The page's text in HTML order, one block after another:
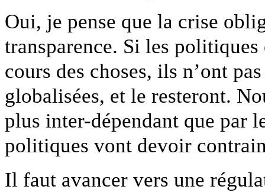
Oui, je pense que la crise
transparence. Si les
cours des choses, ils n’ont
globalisées, et le resteront.
plus inter-dépendant que par
politiques vont devoir
Il faut avancer vers une